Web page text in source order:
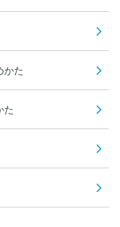
かた
た